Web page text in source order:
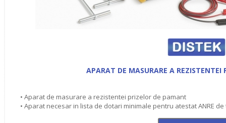
APARAT DE MASURARE A REZISTENTEI
• Aparat de masurare a rezistentei prizelor de pamant
• Aparat necesar in lista de dotari minimale pentru atestat ANRE de